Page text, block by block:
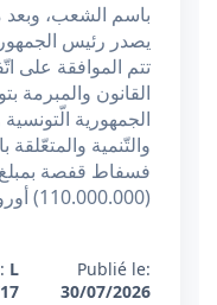
باسم الشعب،
يصدر رئيس
تتم الموافقة على
الجمهورية الّتونسية
والتّنمية
فسفاط قفصة
(110.000.000) أورو ل
Publié le:
30/07/2026
L